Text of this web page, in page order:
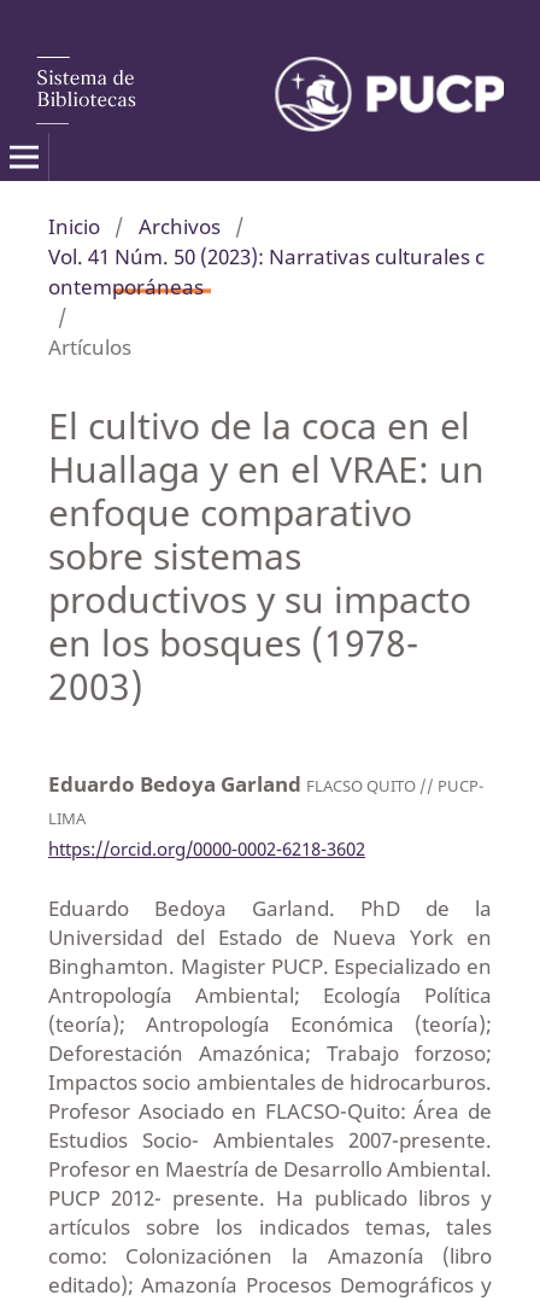
Inicio / Archivos /
Vol. 41 Núm. 50 (2023): Narrativas culturales c
ontemporáneas
/
Artículos
El cultivo de la coca en el
Huallaga y en el VRAE: un
enfoque comparativo
sobre sistemas
productivos y su impacto
en los bosques (1978-
2003)
Eduardo Bedoya Garland FLACSO QUITO // PUCP-
LIMA
https://orcid.org/0000-0002-6218-3602
Eduardo Bedoya Garland. PhD de la
Universidad del Estado de Nueva York en
Binghamton. Magister PUCP. Especializado en
Antropología Ambiental; Ecología Política
(teoría); Antropología Económica (teoría);
Deforestación Amazónica; Trabajo forzoso;
Impactos socio ambientales de hidrocarburos.
Profesor Asociado en FLACSO-Quito: Área de
Estudios Socio- Ambientales 2007-presente.
Profesor en Maestría de Desarrollo Ambiental.
PUCP 2012- presente. Ha publicado libros y
artículos sobre los indicados temas, tales
como: Colonizaciónen la Amazonía (libro
editado); Amazonía Procesos Demográficos y